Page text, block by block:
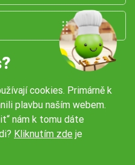
cookies. Primárně k
plavbu naším webem.
nám k tomu dáte
Kliknutím zde je